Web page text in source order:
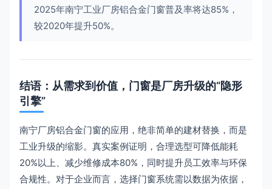
2025年南宁工业厂房铝合金门窗普及率将达85%，
较2020年提升50%。
结语：从需求到价值，门窗是厂房升级的“隐形
引擎”
南宁厂房铝合金门窗的应用，绝非简单的建材替换，而是
工业升级的缩影。真实案例证明，合理选型可降低能耗
20%以上、减少维修成本80%，同时提升员工效率与环保
合规性。对于企业而言，选择门窗系统需以数据为依据，